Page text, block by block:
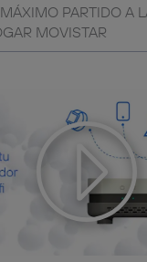
PARTIDO A
MOVISTAR